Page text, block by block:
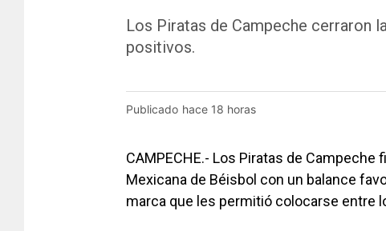
Los Piratas de Campeche cerraron
positivos.
Publicado hace 18 horas
CAMPECHE.- Los Piratas de Campeche
Mexicana de Béisbol con un balance
marca que les permitió colocarse entre